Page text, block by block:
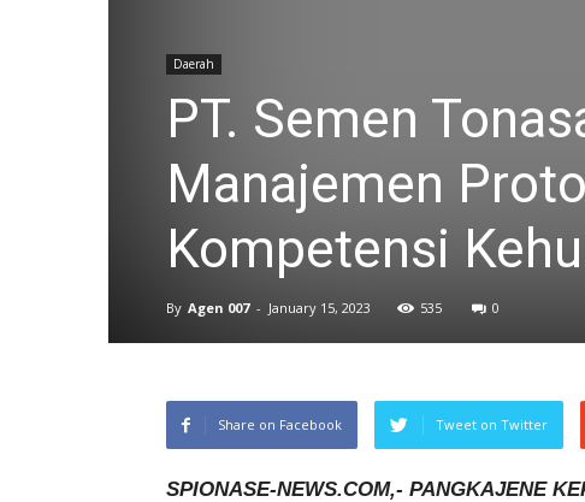
Daerah
PT. Semen
Manajemen
Kompetensi
By Agen 007 - January 15, 2023 535 0
Share on Facebook Tweet on Twitter
SPIONASE-NEWS.COM,- PANGKAJENE